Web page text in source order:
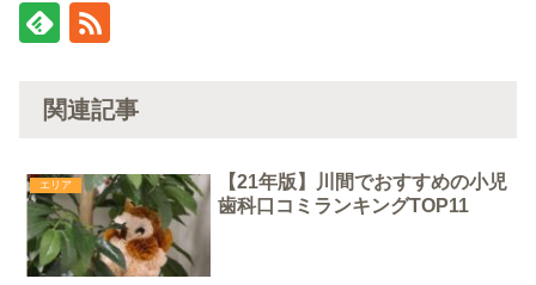
関連記事
エリア
【21年版】川間でおすすめの小児
歯科口コミランキングTOP11